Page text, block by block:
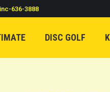
636-3888
DISC GOLF